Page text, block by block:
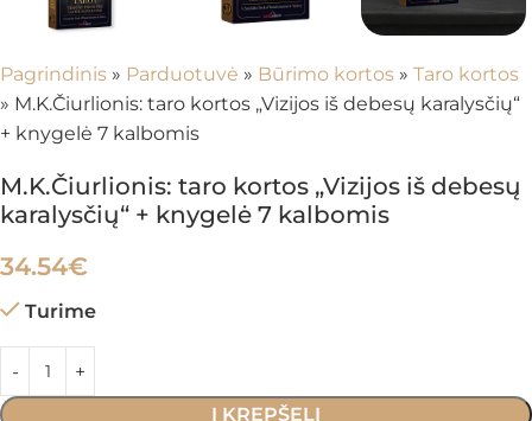
Pagrindinis » Parduotuvė » Būrimo kortos » Taro kortos
» M.K.Čiurlionis: taro kortos „Vizijos iš debesų karalysčių“
+ knygelė 7 kalbomis
M.K.Čiurlionis: taro kortos „Vizijos iš debesų
karalysčių“ + knygelė 7 kalbomis
34.54€
Turime
Į KREPŠELĮ